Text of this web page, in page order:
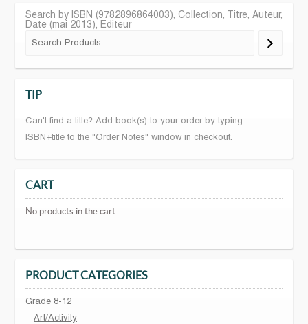
Search by ISBN (9782896864003), Collection, Titre, Auteur,
Date (mai 2013), Editeur
TIP
Can't find a title? Add book(s) to your order by typing
ISBN+title to the "Order Notes" window in checkout.
CART
No products in the cart.
PRODUCT CATEGORIES
Grade 8-12
Art/Activity